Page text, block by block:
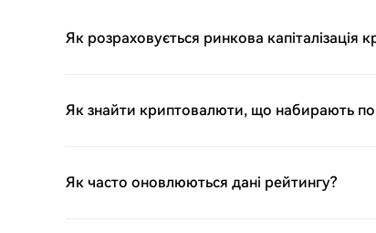
Як розраховується ринкова капіталізація
Як знайти криптовалюти, що набирають
Як часто оновлюються дані рейтингу?